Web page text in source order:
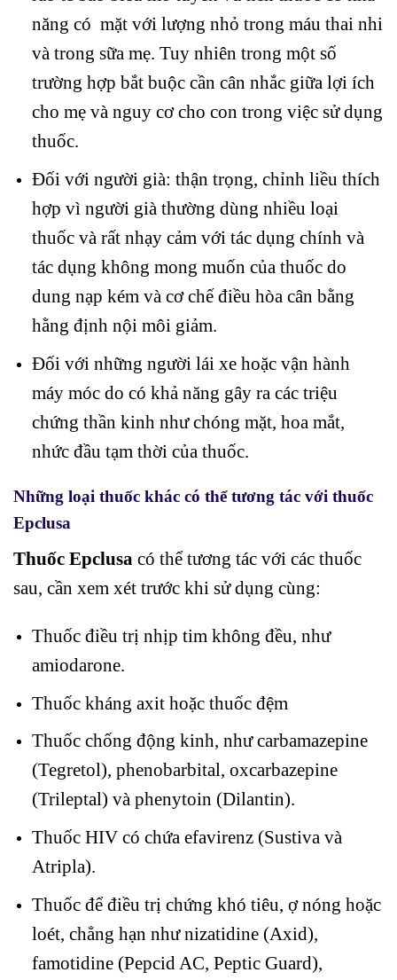
năng có mặt với lượng nhỏ trong máu thai nhi
và trong sữa mẹ. Tuy nhiên trong một số
trường hợp bắt buộc cần cân nhắc giữa lợi ích
cho mẹ và nguy cơ cho con trong việc sử dụng
thuốc.
Đối với người già: thận trọng, chỉnh liều thích
hợp vì người già thường dùng nhiều loại
thuốc và rất nhạy cảm với tác dụng chính và
tác dụng không mong muốn của thuốc do
dung nạp kém và cơ chế điều hòa cân bằng
hằng định nội môi giảm.
Đối với những người lái xe hoặc vận hành
máy móc do có khả năng gây ra các triệu
chứng thần kinh như chóng mặt, hoa mắt,
nhức đầu tạm thời của thuốc.
Những loại thuốc khác có thể tương tác với thuốc
Epclusa
Thuốc Epclusa có thể tương tác với các thuốc
sau, cần xem xét trước khi sử dụng cùng:
Thuốc điều trị nhịp tim không đều, như
amiodarone.
Thuốc kháng axit hoặc thuốc đệm
Thuốc chống động kinh, như carbamazepine
(Tegretol), phenobarbital, oxcarbazepine
(Trileptal) và phenytoin (Dilantin).
Thuốc HIV có chứa efavirenz (Sustiva và
Atripla).
Thuốc để điều trị chứng khó tiêu, ợ nóng hoặc
loét, chẳng hạn như nizatidine (Axid),
famotidine (Pepcid AC, Peptic Guard),